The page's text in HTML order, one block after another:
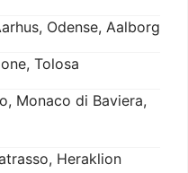
Odense, Aalborg
Tolosa
Monaco di Baviera,
Heraklion